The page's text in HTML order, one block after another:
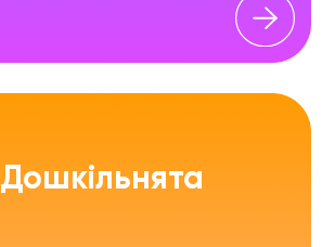
Дошкільнята